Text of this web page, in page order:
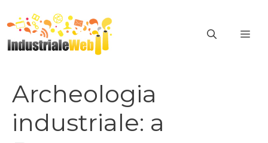
al
contenuto
Archeologia
industriale: a